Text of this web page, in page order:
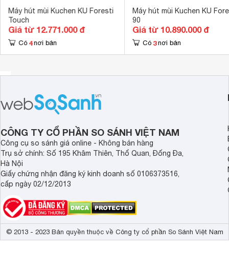
Máy hút mùi Kuchen KU Foresti
Touch
Giá từ 12.771.000 đ
Có 4 nơi bán
Máy hút mùi Kuchen KU
90
Giá từ 10.890.000 đ
Có 3 nơi bán
CÔNG TY CỔ PHẦN SO SÁNH VIỆT NAM
Công cụ so sánh giá online - Không bán hàng
Trụ sở chính: Số 195 Khâm Thiên, Thổ Quan, Đống Đa,
Hà Nội
Giấy chứng nhận đăng ký kinh doanh số 0106373516,
cấp ngày 02/12/2013
© 2013 - 2023 Bản quyền thuộc về Công ty cổ phần So Sánh Việt Nam